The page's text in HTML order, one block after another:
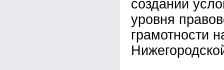
создании
уровня
грамотности